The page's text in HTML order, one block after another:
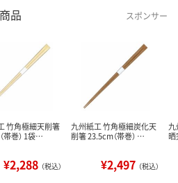
品 スポンサー
竹角極細天削箸
帯巻） 1袋…
¥2,288 （税込）
九州紙工 竹角極細炭化天
削箸 23.5cm（帯巻） …
¥2,497 （税込）
晒